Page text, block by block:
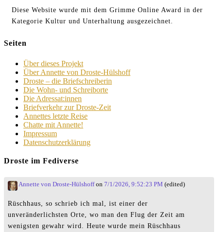
Diese Website wurde mit dem Grimme Online Award in der
Kategorie Kultur und Unterhaltung ausgezeichnet.
Seiten
Über dieses Projekt
Über Annette von Droste-Hülshoff
Droste – die Briefschreiberin
Die Wohn- und Schreiborte
Die Adressat:innen
Briefverkehr zur Droste-Zeit
Annettes letzte Reise
Chatte mit Annette!
Impressum
Datenschutzerklärung
Droste im Fediverse
Annette von Droste-Hülshoffon 7/1/2026, 9:52:23 PM (edited)
Rüschhaus, so schrieb ich mal, ist einer der
unveränderlichsten Orte, wo man den Flug der Zeit am
wenigsten gewahr wird. Heute wurde mein Rüschhaus